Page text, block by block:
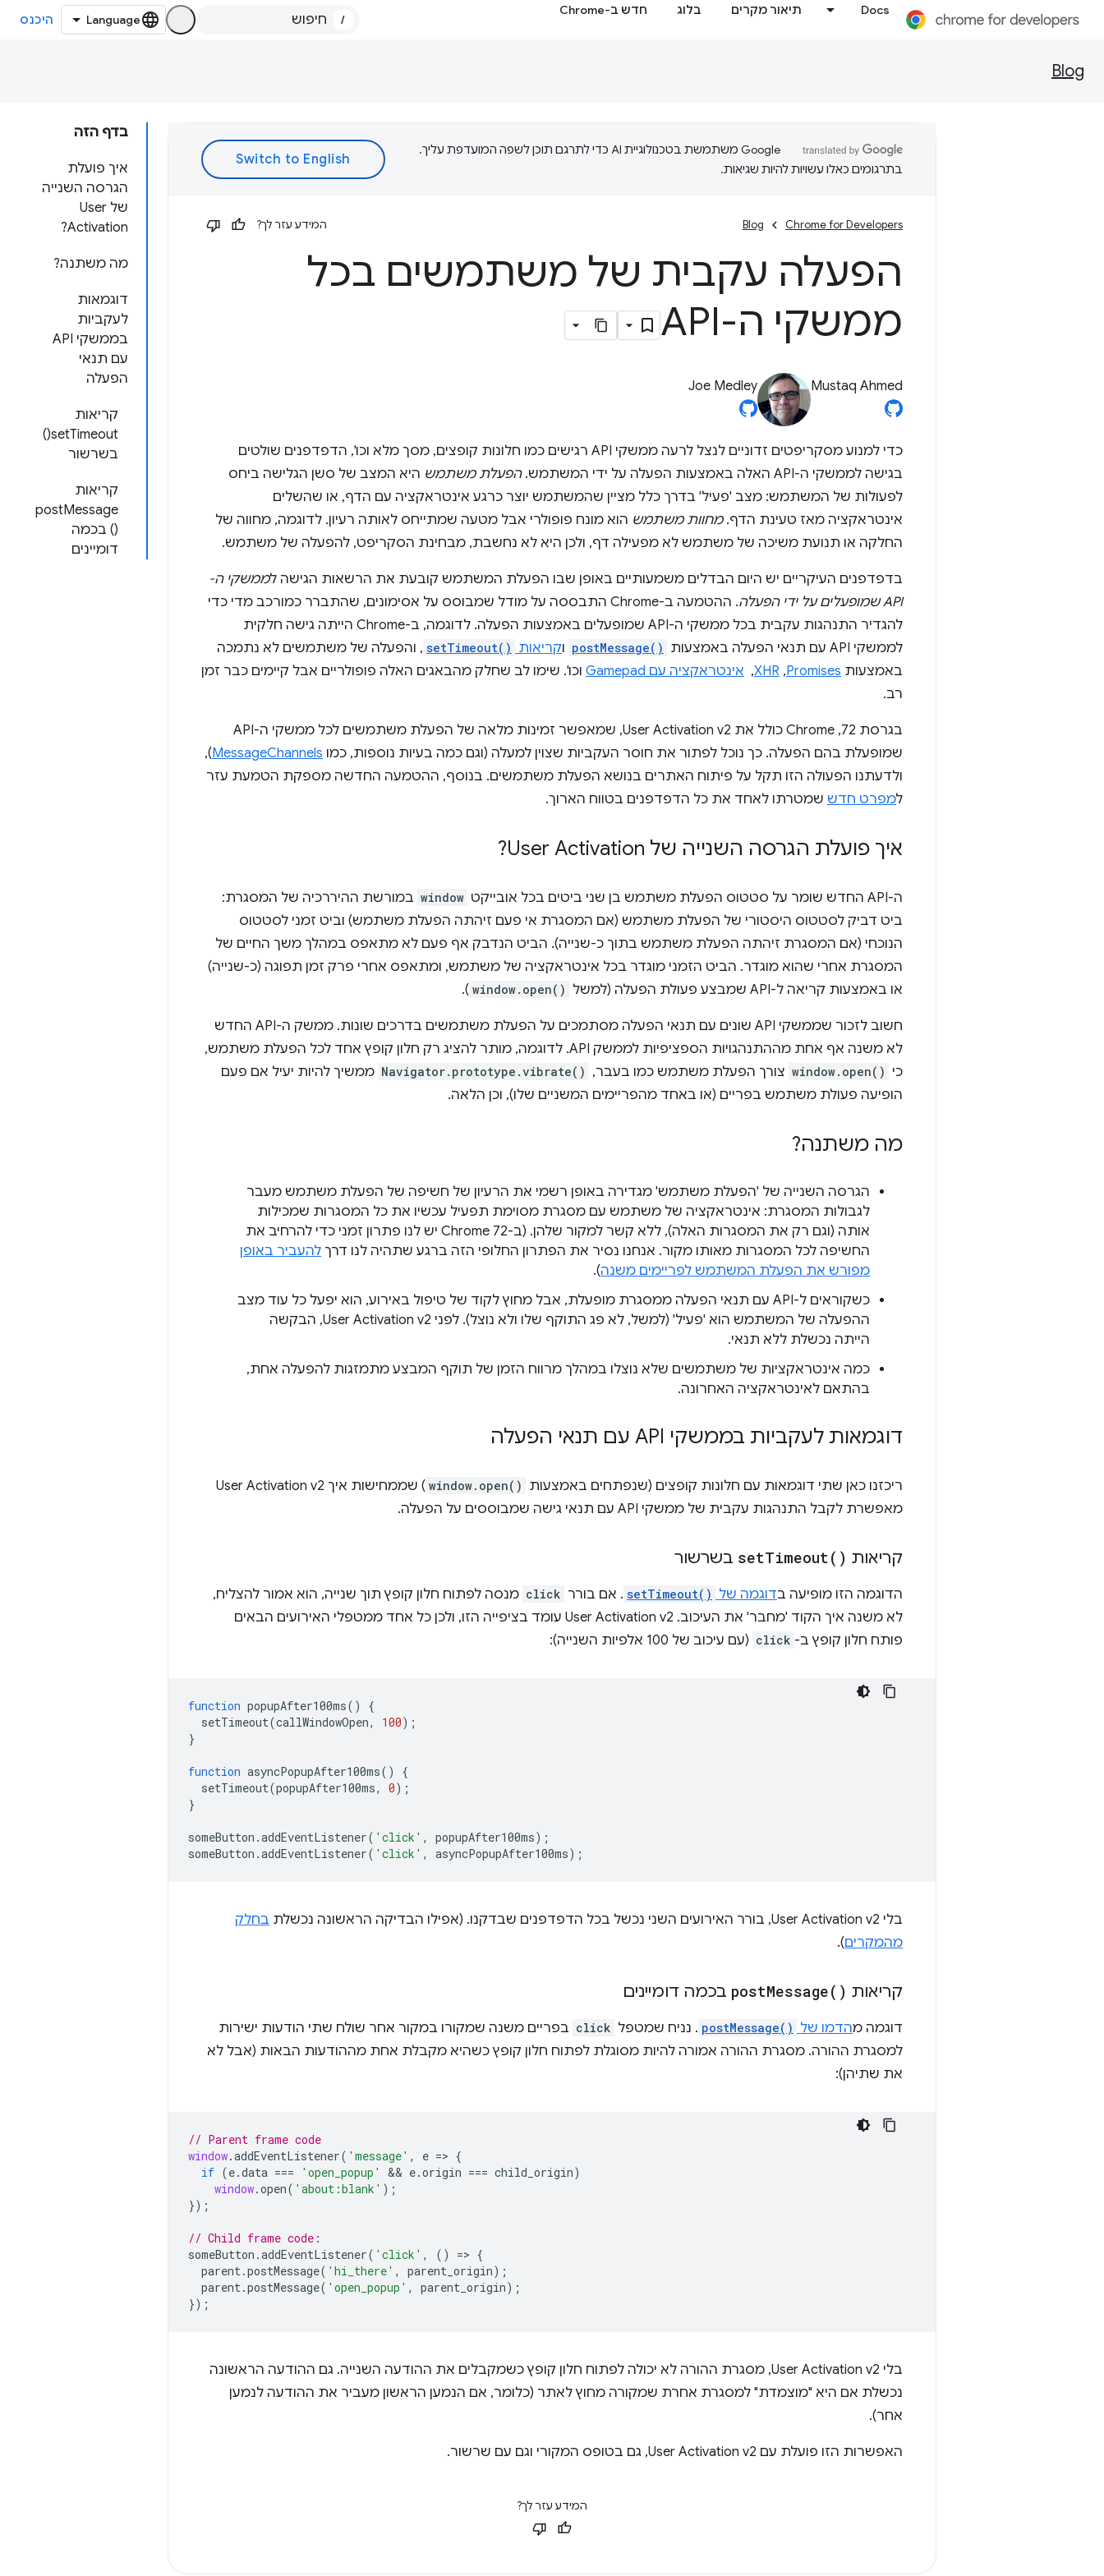
Docs תיאור מקרים בלוג חדש ב-Chrome
/ היכנס
Blog
בדף הזה
איך פועלת
הגרסה השנייה
של User
Activation?
מה משתנה?
דוגמאות
לעקביות
בממשקי API
עם תנאי
הפעלה
קריאות
setTimeout()
בשרשור
קריאות
postMessage
() בכמה
דומיינים
‫Google משתמשת בטכנולוגיית AI כדי לתרגם תוכן לשפה המועדפת עליך.
בתרגומים כאלו עשויות להיות שגיאות.
Chrome for Developers
Blog המידע עזר לך?
הפעלה עקבית של משתמשים בכל
ממשקי ה-API
Mustaq Ahmed
Joe Medley
כדי למנוע מסקריפטים זדוניים לנצל לרעה ממשקי API רגישים כמו חלונות קופצים, מסך מלא וכו', הדפדפנים שולטים
בגישה לממשקי ה-API האלה באמצעות הפעלה על ידי המשתמש.
הפעלת משתמש היא המצב של סשן הגלישה ביחס
לפעולות של המשתמש: מצב 'פעיל' בדרך כלל מציין שהמשתמש יוצר כרגע אינטראקציה עם הדף, או שהשלים
אינטראקציה מאז טעינת הדף.מחוות משתמש הוא מונח פופולרי אבל מטעה שמתייחס לאותה רעיון. לדוגמה, מחווה של
החלקה או תנועת משיכה של משתמש לא מפעילה דף, ולכן היא לא נחשבת, מבחינת הסקריפט, להפעלה של משתמש.
בדפדפנים העיקריים יש היום הבדלים משמעותיים באופן שבו הפעלת המשתמש קובעת את הרשאות הגישה לממשקי ה-
API שמופעלים על ידי הפעלה
. ההטמעה ב-Chrome התבססה על מודל שמבוסס על אסימונים, שהתברר כמורכב מדי כדי
להגדיר התנהגות עקבית בכל ממשקי ה-API שמופעלים באמצעות הפעלה. לדוגמה, ב-Chrome הייתה גישה חלקית
לממשקי API עם תנאי הפעלה באמצעות
postMessage() וקריאות setTimeout() , והפעלה של משתמשים לא נתמכה
באמצעות Promises
,‏
XHR
, ‏ אינטראקציה עם Gamepad
וכו'. שימו לב שחלק מהבאגים האלה פופולריים אבל קיימים כבר זמן
רב.
בגרסת 72, Chrome כולל את User Activation v2, שמאפשר זמינות מלאה של הפעלת משתמשים לכל ממשקי ה-API
שמופעלת בהם הפעלה. כך נוכל לפתור את חוסר העקביות שצוין למעלה (וגם כמה בעיות נוספות, כמו MessageChannels
),
ולדעתנו הפעולה הזו תקל על פיתוח האתרים בנושא הפעלת משתמשים. בנוסף, ההטמעה החדשה מספקת הטמעת עזר
למפרט חדש שמטרתו לאחד את כל הדפדפנים בטווח הארוך.
איך פועלת הגרסה השנייה של User Activation?
ה-API החדש שומר על סטטוס הפעלת משתמש בן שני ביטים בכל אובייקט window במורשת ההיררכיה של המסגרת:
ביט דביק לסטטוס היסטורי של הפעלת משתמש (אם המסגרת אי פעם זיהתה הפעלת משתמש) וביט זמני לסטטוס
הנוכחי (אם המסגרת זיהתה הפעלת משתמש בתוך כ-שנייה). הביט הנדבק אף פעם לא מתאפס במהלך משך החיים של
המסגרת אחרי שהוא מוגדר. הביט הזמני מוגדר בכל אינטראקציה של משתמש, ומתאפס אחרי פרק זמן תפוגה (כ-שנייה)
או באמצעות קריאה ל-API שמבצע פעולת הפעלה (למשל
window.open()
).
חשוב לזכור שממשקי API שונים עם תנאי הפעלה מסתמכים על הפעלת משתמשים בדרכים שונות. ממשק ה-API החדש
לא משנה אף אחת מההתנהגויות הספציפיות לממשק API. לדוגמה, מותר להציג רק חלון קופץ אחד לכל הפעלת משתמש,
כי window.open() צורך הפעלת משתמש כמו בעבר, Navigator.prototype.vibrate() ממשיך להיות יעיל אם פעם
הופיעה פעולת משתמש בפריים (או באחד מהפריימים המשניים שלו), וכן הלאה.
מה משתנה?
הגרסה השנייה של 'הפעלת משתמש' מגדירה באופן רשמי את הרעיון של חשיפה של הפעלת משתמש מעבר
לגבולות המסגרת: אינטראקציה של משתמש עם מסגרת מסוימת תפעיל עכשיו את כל המסגרות שמכילות
אותה (וגם רק את המסגרות האלה), ללא קשר למקור שלהן. (ב-Chrome 72 יש לנו פתרון זמני כדי להרחיב את
החשיפה לכל המסגרות מאותו מקור. אנחנו נסיר את הפתרון החלופי הזה ברגע שתהיה לנו דרך להעביר באופן
מפורש את הפעלת המשתמש לפריימים משנה).
כשקוראים ל-API עם תנאי הפעלה ממסגרת מופעלת, אבל מחוץ לקוד של טיפול באירוע, הוא יפעל כל עוד מצב
ההפעלה של המשתמש הוא 'פעיל' (למשל, לא פג התוקף שלו ולא נוצל). לפני User Activation v2, הבקשה
הייתה נכשלת ללא תנאי.
כמה אינטראקציות של משתמשים שלא נוצלו במהלך מרווח הזמן של תוקף המבצע מתמזגות להפעלה אחת,
בהתאם לאינטראקציה האחרונה.
דוגמאות לעקביות בממשקי API עם תנאי הפעלה
ריכזנו כאן שתי דוגמאות עם חלונות קופצים (שנפתחים באמצעות window.open()
) שממחישות איך User Activation v2
מאפשרת לקבל התנהגות עקבית של ממשקי API עם תנאי גישה שמבוססים על הפעלה.
קריאות setTimeout( ) בשרשור
הדוגמה הזו מופיעה בדוגמה של setTimeout() . אם בורר click מנסה לפתוח חלון קופץ תוך שנייה, הוא אמור להצליח,
לא משנה איך הקוד 'מחבר' את העיכוב. User Activation v2 עומד בציפייה הזו, ולכן כל אחד ממטפלי האירועים הבאים
פותח חלון קופץ ב- click (עם עיכוב של 100 אלפיות השנייה):
function popupAfter100ms()
{
setTimeout(callWindowOpen, 100);
}
function asyncPopupAfter100ms()
{
setTimeout(popupAfter100ms, 0);
}
someButton .addEventListener( 'click' , popupAfter100ms);
someButton .addEventListener( 'click' , asyncPopupAfter100ms);
בלי User Activation v2, בורר האירועים השני נכשל בכל הדפדפנים שבדקנו. (אפילו הבדיקה הראשונה נכשלת
בחלק
מהמקרים).
קריאות postMessage( ) בכמה דומיינים
דוגמה מהדמו של postMessage() . נניח שמטפל click בפריים משנה שמקורו במקור אחר שולח שתי הודעות ישירות
למסגרת ההורה. מסגרת ההורה אמורה להיות מסוגלת לפתוח חלון קופץ כשהיא מקבלת אחת מההודעות הבאות (אבל לא
את שתיהן):
// Parent frame code
window.addEventListener( 'message' , e => {
if (e.data === 'open_popup' && e.origin === child_origin)
window.open( 'about:blank' );
});
// Child frame code:
someButton .addEventListener( 'click' , () => {
parent.postMessage( 'hi_there' , parent_origin);
parent.postMessage( 'open_popup' , parent_origin);
});
בלי User Activation v2, מסגרת ההורה לא יכולה לפתוח חלון קופץ כשמקבלים את ההודעה השנייה. גם ההודעה הראשונה
נכשלת אם היא "מוצמדת" למסגרת אחרת שמקורה מחוץ לאתר (כלומר, אם הנמען הראשון מעביר את ההודעה לנמען
אחר).
האפשרות הזו פועלת עם User Activation v2, גם בטופס המקורי וגם עם שרשור.
המידע עזר לך?